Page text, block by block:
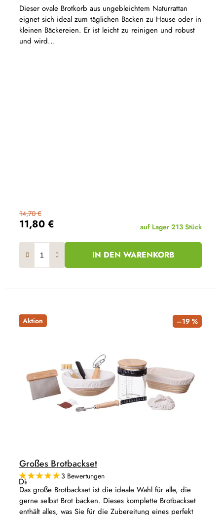
11,80 €
14,70 €
auf Lager 213 Stück
IN DEN WARENKORB
Dieser ovale Brotkorb aus ungebleichtem Naturrattan
eignet sich ideal zum täglichen Backen zu Hause oder in
kleinen Bäckereien. Er ist leicht zu reinigen und robust
und wird...
Aktion –19 %
Großes Brotbackset
Die
durchschnittliche
Produktbewertung
ist
5,0
3 Bewertungen
Das große Brotbackset ist die ideale Wahl für alle, die
gerne selbst Brot backen. Dieses komplette Brotbackset
enthält alles, was Sie für die Zubereitung eines perfekt